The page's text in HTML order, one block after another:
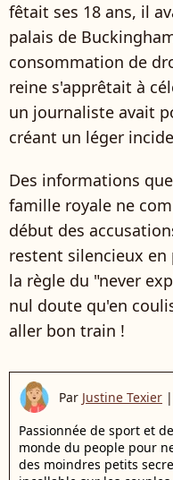
fêtait ses 18 ans, il
palais de
consommation de
reine s'apprêtait à
un journaliste avait
créant un léger
Des informations
famille royale ne
début des
restent silencieux
la règle du "never
nul doute qu'en
aller bon train !
Par Justine Texier |
Passionnée de sport et
monde du people pour
des moindres petits